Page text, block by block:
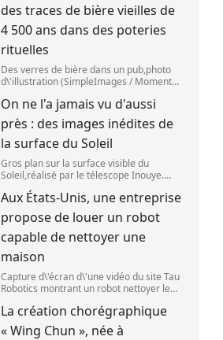
des traces de bière vieilles de
4 500 ans dans des poteries
rituelles
Des verres de bière dans un pub,photo
d\'illustration (SimpleImages / Moment
alcoolisée du monde. Les premières
traces de bière ont été retrouvées ch
On ne l'a jamais vu d'aussi
près : des images inédites de
la surface du Soleil
Gros plan sur la surface visible du
Soleil,réalisé par le télescope Inouye.
(NSF/NSO/AURA/MPS) Certains se
préparent peut-être à photographier le
mieux possible l\'éclipse solaire,prévue le
1
Aux États-Unis, une entreprise
propose de louer un robot
capable de nettoyer une
maison
Capture d\'écran d\'une vidéo du site Tau
Robotics montrant un robot nettoyer le
Robotics)
La création chorégraphique
« Wing Chun », née à